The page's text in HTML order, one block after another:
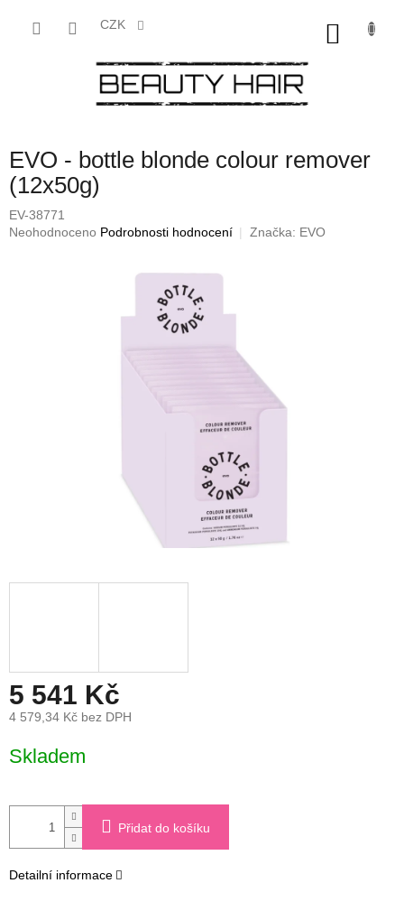
CZK
EVO - bottle blonde colour remover
(12x50g)
EV-38771
Průměrné
Neohodnoceno Podrobnosti hodnocení Značka: EVO
5 541 Kč
4 579,34 Kč bez DPH
cena:
Skladem
Přidat do košíku
Detailní informace